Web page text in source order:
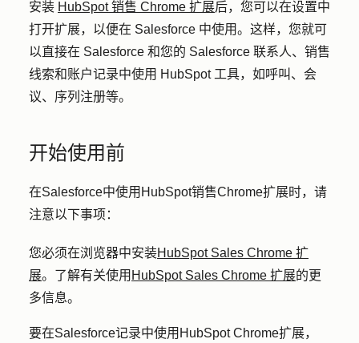
安装 HubSpot 销售 Chrome 扩展后，您可以在设置中
打开扩展，以便在 Salesforce 中使用。这样，您就可
以直接在 Salesforce 和您的 Salesforce 联系人、销售
线索和账户记录中使用 HubSpot 工具，如呼叫、会
议、序列注册等。
开始使用前
在Salesforce中使用HubSpot销售Chrome扩展时，请
注意以下事项：
您必须在浏览器中安装HubSpot Sales Chrome 扩
展。了解有关使用 HubSpot Sales Chrome 扩展的更
多信息。
要在Salesforce记录中使用HubSpot Chrome扩展，